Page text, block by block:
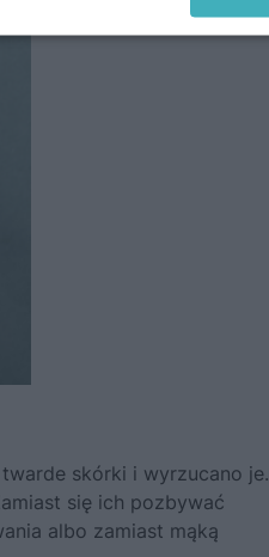
skórki i wyrzucano je.
się ich pozbywać
albo zamiast mąką